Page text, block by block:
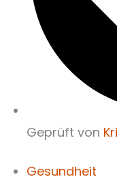
Geprüft von
Gesundheit